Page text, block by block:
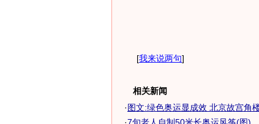
[我来说两句]
相关新闻
·图文:绿色奥运显成效 北京故宫角